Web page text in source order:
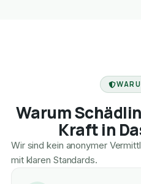
Warum
Kraft in
Wir sind kein anonymer
mit klaren Standards.